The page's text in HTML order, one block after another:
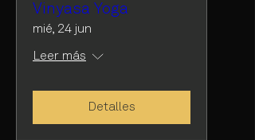
Vinyasa Yoga
mié, 24 jun
Leer más
Detalles